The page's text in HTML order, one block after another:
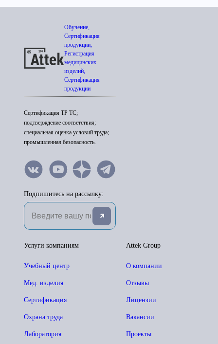
Обучение,
Сертификация
продукции,
Регистрация
медицинских
изделий,
Сертификация
продукции
Сертификация ТР ТС;
подтверждение соответствия;
специальная оценка условий труда;
промышленная безопасность.
Подпишитесь на рассылку:
Attek Group
О компании
Отзывы
Лицензии
Вакансии
Проекты
Услуги компаниям
Учебный центр
Мед. изделия
Сертификация
Охрана труда
Лаборатория